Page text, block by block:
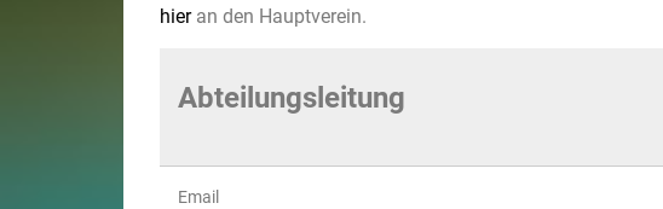
hieran den Hauptverein.
Abteilungsleitung
Email